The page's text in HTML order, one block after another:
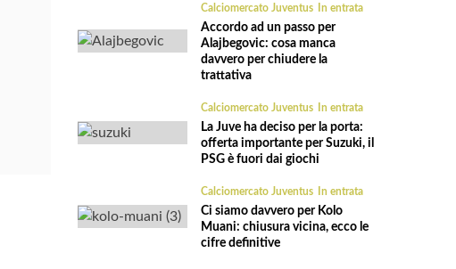
Calciomercato Juventus In entrata
Accordo ad un passo per
Alajbegovic: cosa manca
davvero per chiudere la
trattativa
Calciomercato Juventus In entrata
La Juve ha deciso per la porta:
offerta importante per Suzuki, il
PSG è fuori dai giochi
Calciomercato Juventus In entrata
Ci siamo davvero per Kolo
Muani: chiusura vicina, ecco le
cifre definitive